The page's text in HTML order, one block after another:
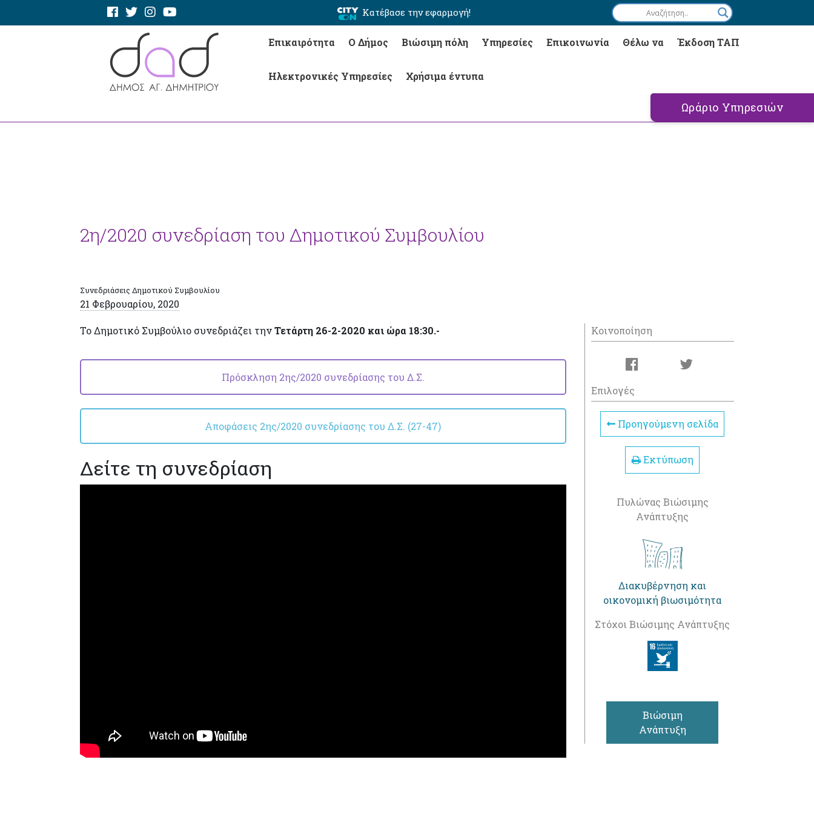
Κατέβασε την εφαρμογή!
Επικαιρότητα Ο Δήμος Βιώσιμη πόλη Υπηρεσίες Επικοινωνία Θέλω να Έκδοση ΤΑΠ
Ηλεκτρονικές Υπηρεσίες Χρήσιμα έντυπα
Ωράριο Υπηρεσιών
2η/2020 συνεδρίαση του Δημοτικού Συμβουλίου
Συνεδριάσεις Δημοτικού Συμβουλίου
21 Φεβρουαρίου, 2020
Το Δημοτικό Συμβούλιο συνεδριάζει τηνΤετάρτη 26-2-2020 και ώρα 18:30.-
Πρόσκληση 2ης/2020 συνεδρίασης του Δ.Σ.
Αποφάσεις 2ης/2020 συνεδρίασης του Δ.Σ. (27-47)
Δείτε τη συνεδρίαση
Κοινοποίηση
Επιλογές
Προηγούμενη σελίδα
Εκτύπωση
Πυλώνας Βιώσιμης
Ανάπτυξης
Διακυβέρνηση και
οικονομική βιωσιμότητα
Στόχοι Βιώσιμης Ανάπτυξης
Βιώσιμη
Ανάπτυξη